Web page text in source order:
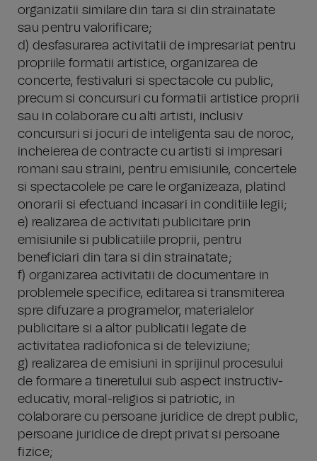
organizatii similare din tara si din strainatate
sau pentru valorificare;
d) desfasurarea activitatii de impresariat pentru
propriile formatii artistice, organizarea de
concerte, festivaluri si spectacole cu public,
precum si concursuri cu formatii artistice proprii
sau in colaborare cu alti artisti, inclusiv
concursuri si jocuri de inteligenta sau de noroc,
incheierea de contracte cu artisti si impresari
romani sau straini, pentru emisiunile, concertele
si spectacolele pe care le organizeaza, platind
onorarii si efectuand incasari in conditiile legii;
e) realizarea de activitati publicitare prin
emisiunile si publicatiile proprii, pentru
beneficiari din tara si din strainatate;
f) organizarea activitatii de documentare in
problemele specifice, editarea si transmiterea
spre difuzare a programelor, materialelor
publicitare si a altor publicatii legate de
activitatea radiofonica si de televiziune;
g) realizarea de emisiuni in sprijinul procesului
de formare a tineretului sub aspect instructiv-
educativ, moral-religios si patriotic, in
colaborare cu persoane juridice de drept public,
persoane juridice de drept privat si persoane
fizice;